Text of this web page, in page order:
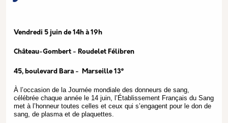
Vendredi 5 juin de 14h à 19h
Château-Gombert - Roudelet Félibren
45, boulevard Bara - Marseille 13e
À l’occasion de la Journée mondiale des donneurs de sang,
célébrée chaque année le 14 juin, l’Établissement Français du Sang
met à l’honneur toutes celles et ceux qui s’engagent pour le don de
sang, de plasma et de plaquettes.